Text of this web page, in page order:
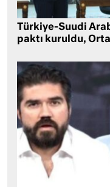
Türkiye-Suudi
paktı kuruldu,